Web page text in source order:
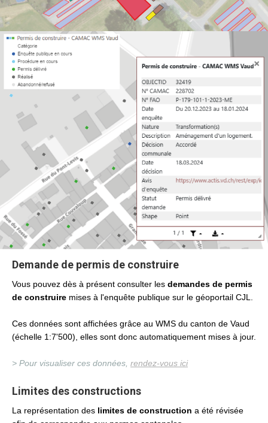
Demande de permis de construire
Vous pouvez dès à présent consulter les demandes de permis
de construire mises à l'enquête publique sur le géoportail CJL.
Ces données sont affichées grâce au WMS du canton de Vaud
(échelle 1:7'500), elles sont donc automatiquement mises à jour.
> Pour visualiser ces données, rendez-vous ici
Limites des constructions
La représentation des limites de construction a été révisée